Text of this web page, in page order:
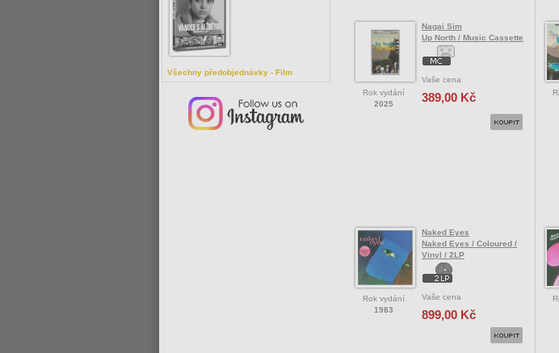
Rok vydání
2025
Nagai Sim
Up North / Music Cassette
Vaše cena
389,00 Kč
Rok vydání
1983
Naked Eyes
Naked Eyes / Coloured /
Vinyl / 2LP
Vaše cena
899,00 Kč
Všechny předobjednávky - Film